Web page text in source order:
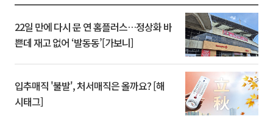
22일 만에 다시 문 연 홈플러스…정상화 바
쁜데 재고 없어 ‘발동동’[가보니]
입추매직 '불발', 처서매직은 올까요? [해
시태그]